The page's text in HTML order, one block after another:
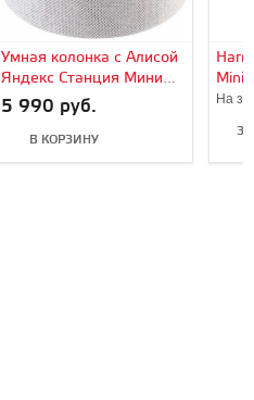
Умная колонка с Алисой
Яндекс Станция Мини
(White/Белый)
5 990 руб.
В КОРЗИНУ
Mini
На